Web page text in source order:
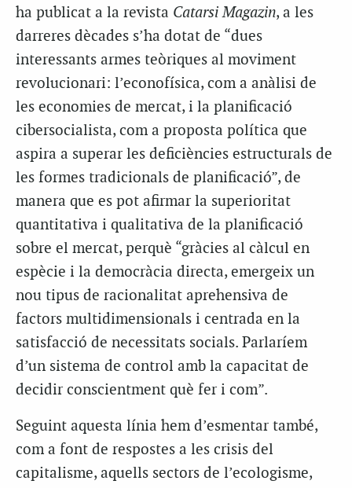
ha publicat a la revista Catarsi Magazin, a les
darreres dècades s’ha dotat de “dues
interessants armes teòriques al moviment
revolucionari: l’econofísica, com a anàlisi de
les economies de mercat, i la planificació
cibersocialista, com a proposta política que
aspira a superar les deficiències estructurals de
les formes tradicionals de planificació”, de
manera que es pot afirmar la superioritat
quantitativa i qualitativa de la planificació
sobre el mercat, perquè “gràcies al càlcul en
espècie i la democràcia directa, emergeix un
nou tipus de racionalitat aprehensiva de
factors multidimensionals i centrada en la
satisfacció de necessitats socials. Parlaríem
d’un sistema de control amb la capacitat de
decidir conscientment què fer i com”.
Seguint aquesta línia hem d’esmentar també,
com a font de respostes a les crisis del
capitalisme, aquells sectors de l’ecologisme,